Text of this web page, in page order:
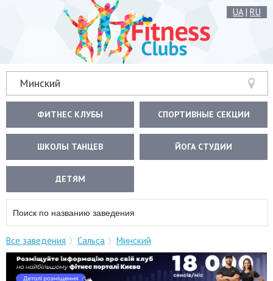
UA| RU
Минский
ФИТНЕС КЛУБЫ СПОРТИВНЫЕ СЕКЦИИ
ШКОЛЫ ТАНЦЕВ ЙОГА СТУДИИ
ДЕТЯМ
Все заведения Сальса Минский